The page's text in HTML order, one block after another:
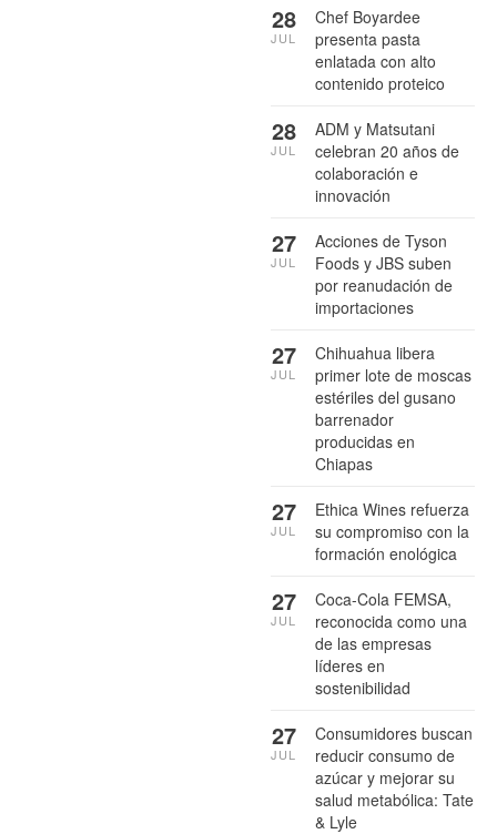
Chef Boyardee
presenta pasta
enlatada con alto
contenido proteico
28
JUL
ADM y Matsutani
celebran 20 años de
colaboración e
innovación
28
JUL
Acciones de Tyson
Foods y JBS suben
por reanudación de
importaciones
27
JUL
Chihuahua libera
primer lote de moscas
estériles del gusano
barrenador
producidas en
Chiapas
27
JUL
Ethica Wines refuerza
su compromiso con la
formación enológica
27
JUL
Coca-Cola FEMSA,
reconocida como una
de las empresas
líderes en
sostenibilidad
27
JUL
Consumidores buscan
reducir consumo de
azúcar y mejorar su
salud metabólica: Tate
& Lyle
27
JUL